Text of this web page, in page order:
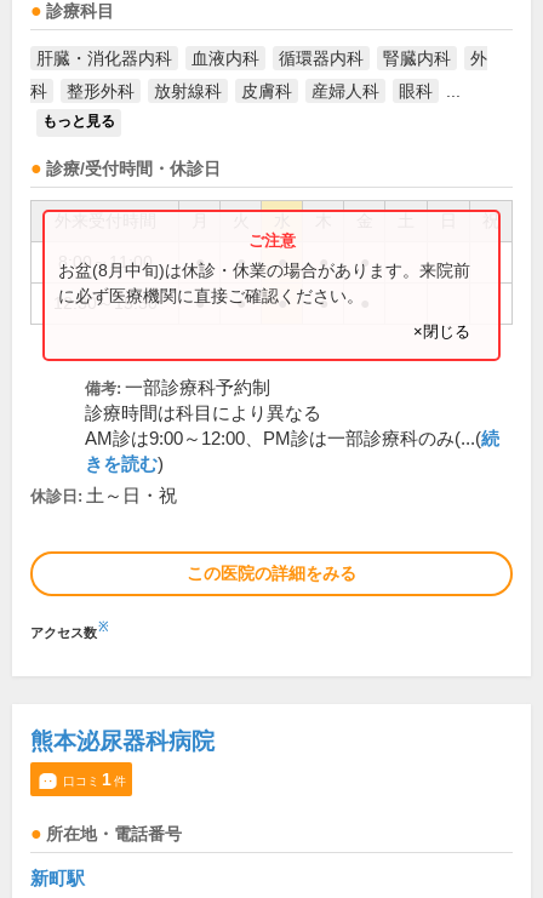
診療科目
肝臓・消化器内科 血液内科 循環器内科 腎臓内科
外
科
整形外科 放射線科 皮膚科 産婦人科 眼科
もっと見る
診療/受付時間・休診日
祝
8:00～11:00 ● ● ● ● ●
12:30～15:30 ● ● ● ●
お盆(8月中旬)は休診・休業の場合があります。来院前
に必ず医療機関に直接ご確認ください。
×閉じる
備考: 一部診療科予約制
診療時間は科目により異なる
AM診は9:00～12:00、PM診は一部診療科のみ(...(続
きを読む)
休診日: 土～日・祝
この医院の詳細をみる
アクセス数※
熊本泌尿器科病院
口コミ 1件
所在地・電話番号
新町駅